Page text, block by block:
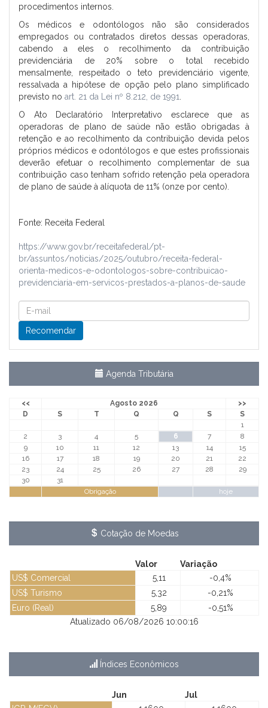
procedimentos internos.
Os médicos e odontólogos não são considerados
empregados ou contratados diretos dessas operadoras,
cabendo a eles o recolhimento da contribuição
previdenciária de 20% sobre o total recebido
mensalmente, respeitado o teto previdenciário vigente,
ressalvada a hipótese de opção pelo plano simplificado
previsto no art. 21 da Lei nº 8.212, de 1991
O Ato Declaratório Interpretativo esclarece que as
operadoras de plano de saúde não estão obrigadas à
retenção e ao recolhimento da contribuição devida pelos
próprios médicos e odontólogos e que estes profissionais
deverão efetuar o recolhimento complementar de sua
contribuição caso tenham sofrido retenção pela operadora
de plano de saúde à alíquota de 11% (onze por cento).
Fonte: Receita Federal
https://www.gov.br/receitafederal/pt-
br/assuntos/noticias/2025/outubro/receita-federal-
orienta-medicos-e-odontologos-sobre-contribuicao-
previdenciaria-em-servicos-prestados-a-planos-de-saude
Agenda Tributária
<< Agosto 2026
>>
D
S T Q Q S S
Obrigação hoje
1
2
3 4 5 6 7
8
9
10 11 12 13 14
15
16
17 18 19 20 21
22
23
24 25 26 27 28
29
30
31
Cotação de Moedas
Valor Variação
Atualizado 06/08/2026 10:00:16
US$ Comercial 5,11
-0,4%
US$ Turismo
5,32
-0,21%
Euro (Real)
5,89 -0,51%
Índices Econômicos
Jun
Jul